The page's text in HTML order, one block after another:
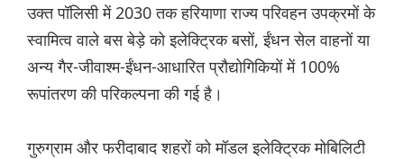
उक्त पॉलिसी में 2030 तक हरियाणा राज्य परिवहन उपक्रमों के
स्वामित्व वाले बस बेड़े को इलेक्ट्रिक बसों, ईंधन सेल वाहनों या
अन्य गैर-जीवाश्म-ईंधन-आधारित प्रौद्योगिकियों में 100%
रूपांतरण की परिकल्पना की गई है।
गुरुग्राम और फरीदाबाद शहरों को मॉडल इलेक्ट्रिक मोबिलिटी